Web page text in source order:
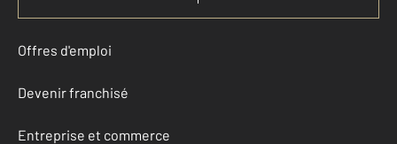
Offres d'emploi
Devenir franchisé
Entreprise et commerce